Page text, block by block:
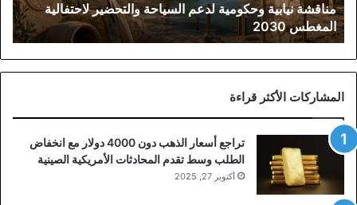
2030
مناقشة نيابية وحكومية لدعم السياحة والتحضير لاحتفالية
المغطس 2030
المشاركات الأكثر قراءة
تراجع أسعار الذهب دون 4000 دولار مع انخفاض
الطلب وسط تقدم المحادثات الأمريكية الصينية
أكتوبر 27, 2025